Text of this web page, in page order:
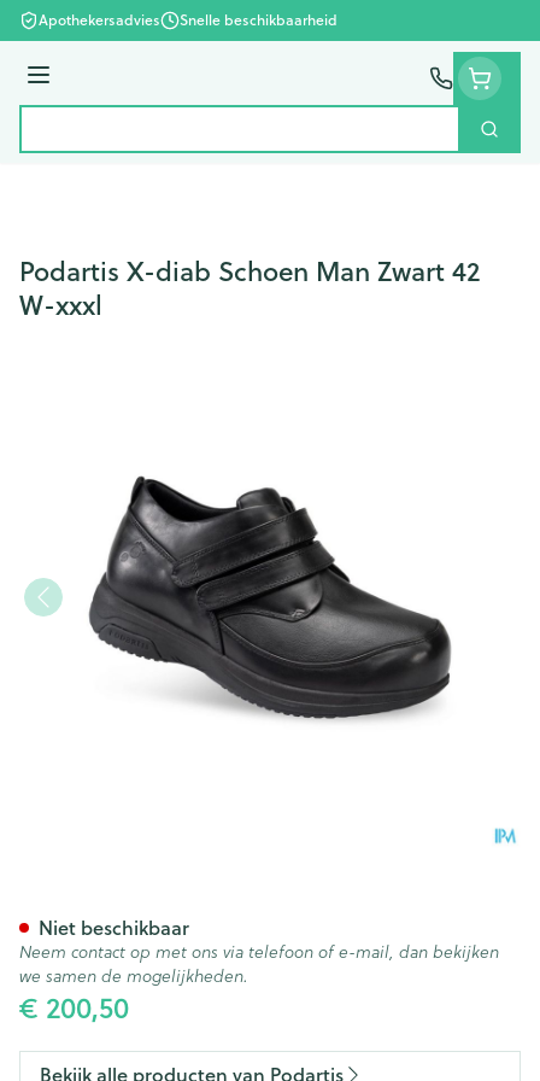
Ga naar de inhoud
Apothekersadvies Snelle beschikbaarheid
Menu
Zoek
Podartis X-diab Schoen Man Zwart 42
W-xxxl
€ 200,50
Niet beschikbaar
Neem contact op met ons via telefoon of e-mail, dan bekijken
we samen de mogelijkheden.
Bekijk alle producten van Podartis